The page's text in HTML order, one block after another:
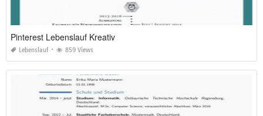
Pinterest Lebenslauf Kreativ
Lebenslauf 859 Views